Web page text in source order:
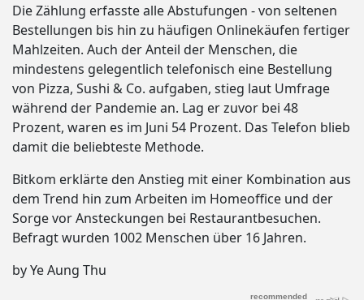
Die Zählung erfasste alle Abstufungen - von seltenen
Bestellungen bis hin zu häufigen Onlinekäufen fertiger
Mahlzeiten. Auch der Anteil der Menschen, die
mindestens gelegentlich telefonisch eine Bestellung
von Pizza, Sushi & Co. aufgaben, stieg laut Umfrage
während der Pandemie an. Lag er zuvor bei 48
Prozent, waren es im Juni 54 Prozent. Das Telefon blieb
damit die beliebteste Methode.
Bitkom erklärte den Anstieg mit einer Kombination aus
dem Trend hin zum Arbeiten im Homeoffice und der
Sorge vor Ansteckungen bei Restaurantbesuchen.
Befragt wurden 1002 Menschen über 16 Jahren.
by Ye Aung Thu